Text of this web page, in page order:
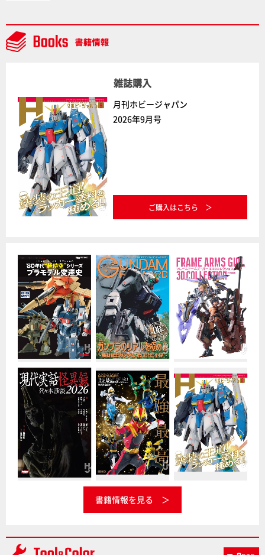
デルコンテスト」～8月17日（月）11:59まで応募受付
中】
雑誌購入
月刊ホビージャパン
2026年9月号
ご購入はこちら
書籍情報を見る